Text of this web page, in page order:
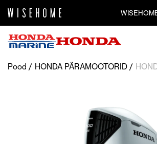
Pood HONDA PÄRAMOOTORID